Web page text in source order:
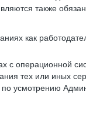
также
как
операционной
тех или иных
усмотрению